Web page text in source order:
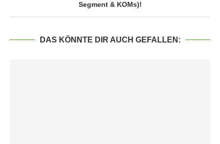
Segment & KOMs)!
DAS KÖNNTE DIR AUCH GEFALLEN: